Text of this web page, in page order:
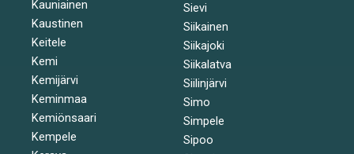
Kauniainen
Kaustinen
Keitele
Kemi
Kemijärvi
Keminmaa
Kemiönsaari
Kempele
Sievi
Siikainen
Siikajoki
Siikalatva
Siilinjärvi
Simo
Simpele
Sipoo